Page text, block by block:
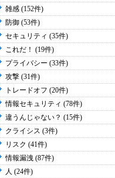
雑感 (152件)
防御 (53件)
セキュリティ (35件)
これだ！ (19件)
プライバシー (33件)
攻撃 (31件)
トレードオフ (20件)
情報セキュリティ (78件)
違うんじゃない？ (15件)
クライシス (3件)
リスク (41件)
情報漏洩 (87件)
人 (24件)